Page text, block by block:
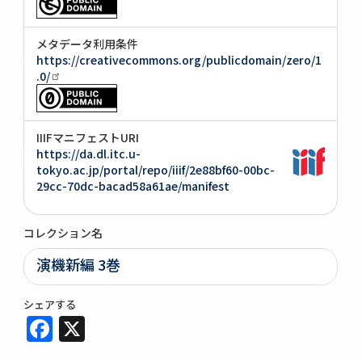
メタデータ利用条件
https://creativecommons.org/publicdomain/zero/1
.0/
IIIFマニフェストURI
https://da.dl.itc.u-
tokyo.ac.jp/portal/repo/iiif/2e88bf60-00bc-
29cc-70dc-bacad58a61ae/manifest
コレクション名
演機新編 3巻
シェアする
Facebook